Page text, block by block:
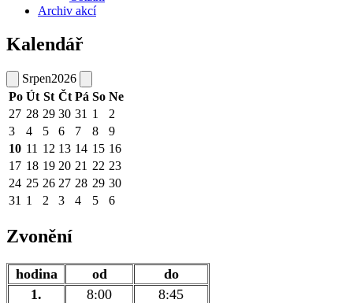
Archiv akcí
Kalendář
Srpen2026
Po Út St Čt Pá So Ne
27 28 29 30 31 1
2
3
4 5 6 7 8
9
10 11 12 13 14 15 16
17 18 19 20 21 22 23
24 25 26 27 28 29 30
31 1 2 3 4 5 6
Zvonění
hodina od
do
1.
8:00
8:45